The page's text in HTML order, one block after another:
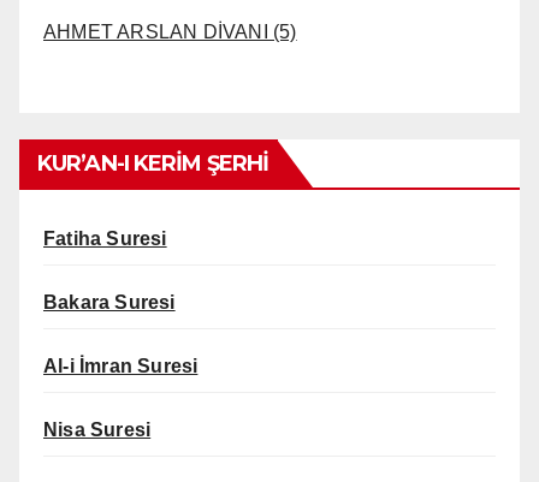
AHMET ARSLAN DİVANI (5)
KUR’AN-I KERİM ŞERHİ
Fatiha Suresi
Bakara Suresi
Al-i İmran Suresi
Nisa Suresi